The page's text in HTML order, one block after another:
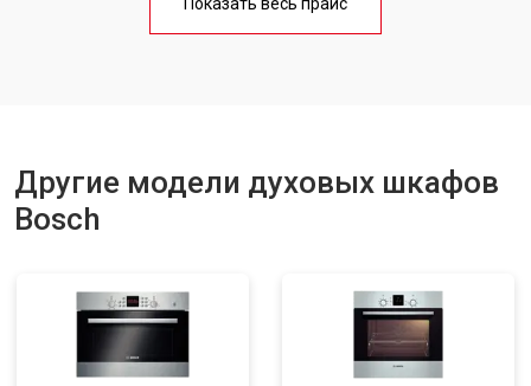
Другие модели духовых шкафов
Bosch